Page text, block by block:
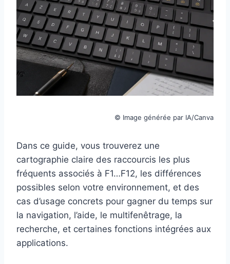
© Image générée par IA/Canva
Dans ce guide, vous trouverez une
cartographie claire des raccourcis les plus
fréquents associés à F1…F12, les différences
possibles selon votre environnement, et des
cas d’usage concrets pour gagner du temps sur
la navigation, l’aide, le multifenêtrage, la
recherche, et certaines fonctions intégrées aux
applications.